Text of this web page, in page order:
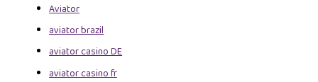
Aviator
aviator brazil
aviator casino DE
aviator casino fr